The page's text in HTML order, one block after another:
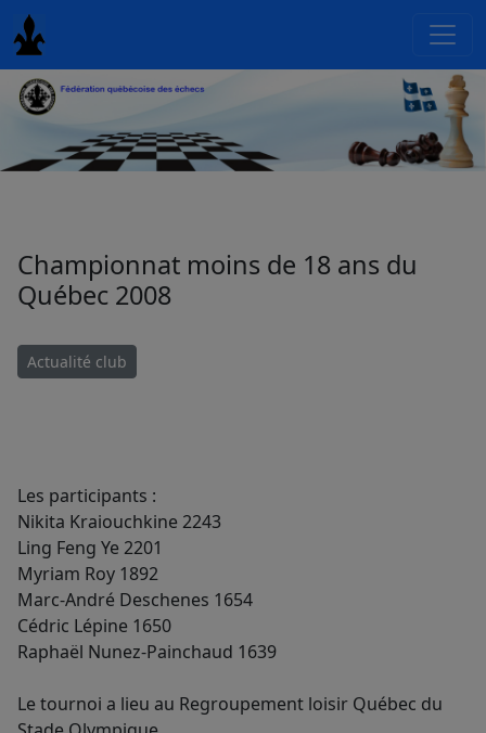
Championnat moins de 18 ans du
Québec 2008
Actualité club
Les participants :
Nikita Kraiouchkine 2243
Ling Feng Ye 2201
Myriam Roy 1892
Marc-André Deschenes 1654
Cédric Lépine 1650
Raphaël Nunez-Painchaud 1639
Le tournoi a lieu au Regroupement loisir Québec du